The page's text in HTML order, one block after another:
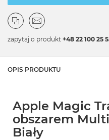
zapytaj o produkt +48 22 100 25
OPIS PRODUKTU
Apple Magic
obszarem
Biały